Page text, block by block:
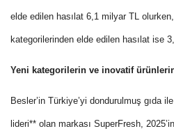
elde edilen hasılat 6,1 milyar TL
kategorilerinden elde edilen hasılat ise
Yeni kategorilerin ve inovatif
Besler’in Türkiye’yi dondurulmuş gıda
lideri** olan markası SuperFresh,